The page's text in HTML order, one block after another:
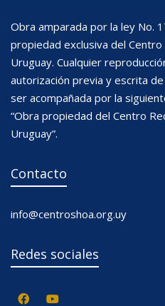
Obra amparada por la ley No.
propiedad exclusiva del
Uruguay. Cualquier
autorización previa y escrita
ser acompañada por la
“Obra propiedad del Centro
Uruguay”.
Contacto
info@centroshoa.org.uy
Redes sociales